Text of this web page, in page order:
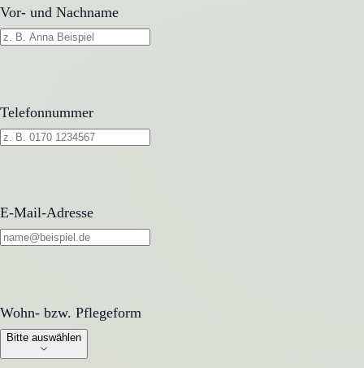
Vor- und Nachname
Telefonnummer
E-Mail-Adresse
Wohn- bzw. Pflegeform
Wohn- bzw. Pflegeform
Bitte auswählen